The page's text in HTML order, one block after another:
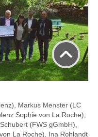
Markus Menster (LC
Sophie von La Roche),
(FWS gGmbH),
La Roche), Ina Rohlandt